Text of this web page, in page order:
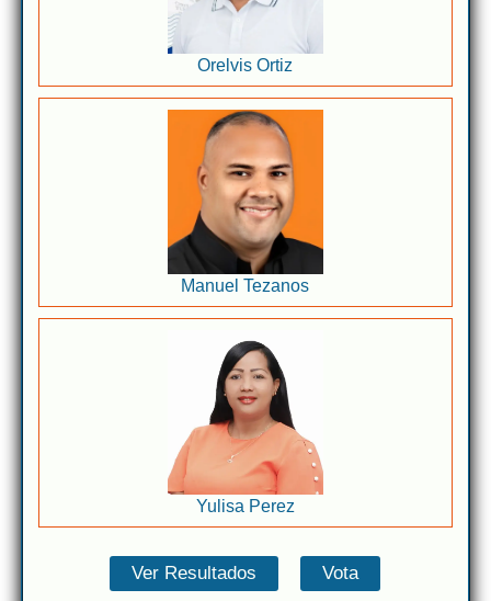
Orelvis Ortiz
Manuel Tezanos
Yulisa Perez